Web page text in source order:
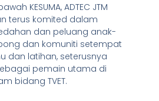
KESUMA, ADTEC JTM
terus komited dalam
dan peluang anak-
dan komuniti setempat
dan latihan, seterusnya
pemain utama di
bidang TVET.